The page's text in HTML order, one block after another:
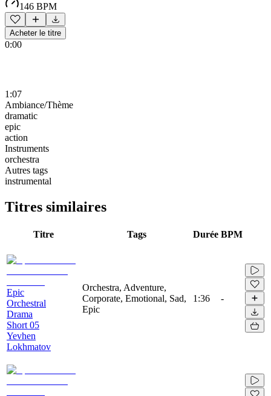
146 BPM
Acheter le titre
0:00
1:07
Ambiance/Thème
dramatic
epic
action
Instruments
orchestra
Autres tags
instrumental
Titres similaires
Titre Tags Durée BPM
Epic
Orchestral
Drama
Short 05
Yevhen
Lokhmatov
Orchestra, Adventure,
Corporate, Emotional, Sad,
Epic
1:36 -